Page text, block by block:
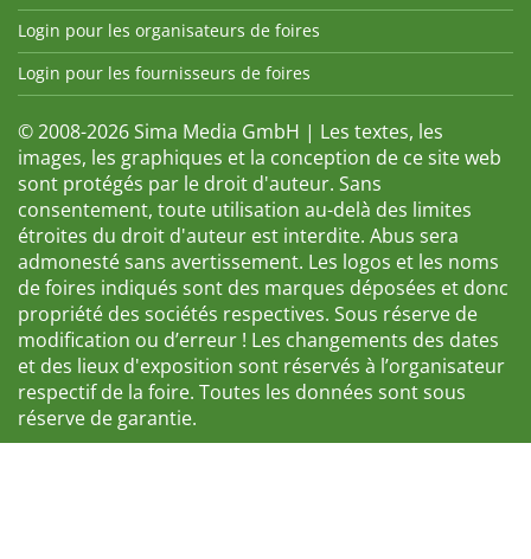
Login pour les organisateurs de foires
Login pour les fournisseurs de foires
© 2008-2026 Sima Media GmbH | Les textes, les
images, les graphiques et la conception de ce site web
sont protégés par le droit d'auteur. Sans
consentement, toute utilisation au-delà des limites
étroites du droit d'auteur est interdite. Abus sera
admonesté sans avertissement. Les logos et les noms
de foires indiqués sont des marques déposées et donc
propriété des sociétés respectives. Sous réserve de
modification ou d’erreur ! Les changements des dates
et des lieux d'exposition sont réservés à l’organisateur
respectif de la foire. Toutes les données sont sous
réserve de garantie.